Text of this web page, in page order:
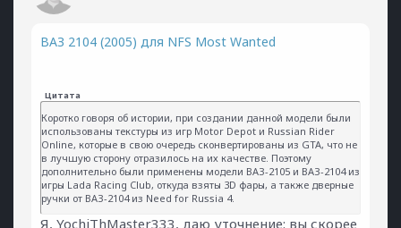
ВАЗ 2104 (2005) для NFS Most Wanted
Цитата
Коротко говоря об истории, при создании данной модели были
использованы текстуры из игр Motor Depot и Russian Rider
Online, которые в свою очередь сконвертированы из GTA, что не
в лучшую сторону отразилось на их качестве. Поэтому
дополнительно были применены модели ВАЗ-2105 и ВАЗ-2104 из
игры Lada Racing Club, откуда взяты 3D фары, а также дверные
ручки от ВАЗ-2104 из Need for Russia 4.
Я, YochiThMaster333, даю уточнение: вы скорее